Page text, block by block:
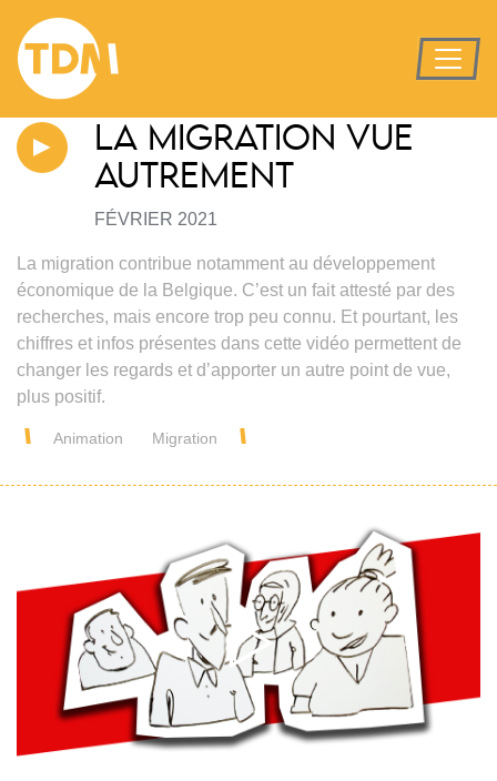
LA MIGRATION VUE
AUTREMENT
FÉVRIER 2021
La migration contribue notamment au développement
économique de la Belgique. C’est un fait attesté par des
recherches, mais encore trop peu connu. Et pourtant, les
chiffres et infos présentes dans cette vidéo permettent de
changer les regards et d’apporter un autre point de vue,
plus positif.
Animation Migration